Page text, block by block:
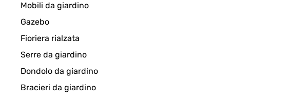
Gut verarbeitet, hübscher und schlichter Rahmen. Empfehlenswert.
Mobili da giardino
Gazebo
Fioriera rialzata
Serre da giardino
Dondolo da giardino
Bracieri da giardino